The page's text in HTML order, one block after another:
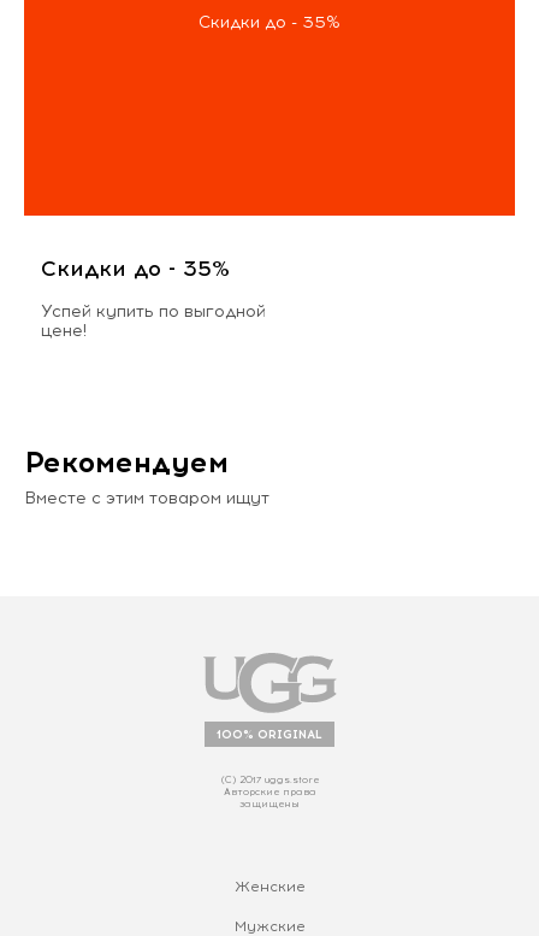
Скидки до - 35%
Скидки до - 35%
Успей купить по выгодной
цене!
Рекомендуем
Вместе с этим товаром ищут
100% ORIGINAL
(С) 2017 uggs.store
Авторские права
защищены
Женские
Мужские